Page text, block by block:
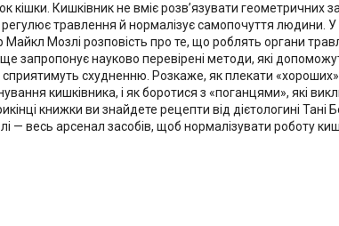
кішки. Кишківник не вміє розв’язувати геометричних
травлення й нормалізує самопочуття людини. У
Мозлі розповість про те, що роблять органи
запропонує науково перевірені методи, які
схудненню. Розкаже, як плекати «хороших»
кишківника, і як боротися з «поганцями», які
книжки ви знайдете рецепти від дієтологині Тані
— весь арсенал засобів, щоб нормалізувати роботу